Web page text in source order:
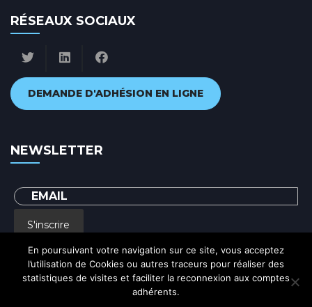
RÉSEAUX SOCIAUX
DEMANDE D'ADHÉSION EN LIGNE
NEWSLETTER
S'inscrire
En renseignant votre adresse email, vous acceptez de recevoir par courrier
electronique notre lettre d'information et vous prenez connaissance de notre
En poursuivant votre navigation sur ce site, vous acceptez
l’utilisation de Cookies ou autres traceurs pour réaliser des
statistiques de visites et faciliter la reconnexion aux comptes
adhérents.